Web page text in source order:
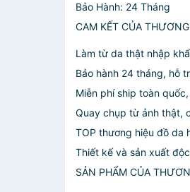
Bảo Hành: 24 Tháng
CAM KẾT CỦA
Làm từ da thật nhập
Bảo hành 24 tháng, hỗ
Miễn phí ship toàn
Quay chụp từ ảnh thật,
TOP thương hiệu đồ da
Thiết kế và sản xuất
SẢN PHẨM CỦA